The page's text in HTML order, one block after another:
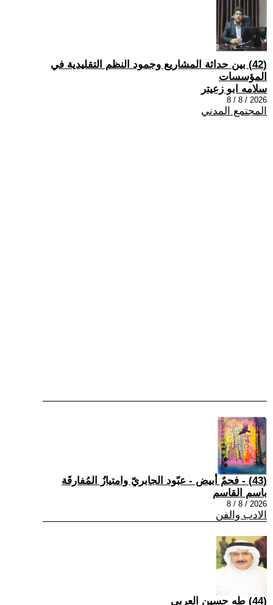
(42) بين حداثة المشاريع وجمود النظم التقليدية في
المؤسسات
سلامه ابو زعيتر
2026 / 8 / 8
المجتمع المدني
(43) - فحمٌ أبيض - عبّود الجابريّ وامتيازُ المُفارقَة
باسم القاسم
2026 / 8 / 8
الادب والفن
(44) طه حسين العربي